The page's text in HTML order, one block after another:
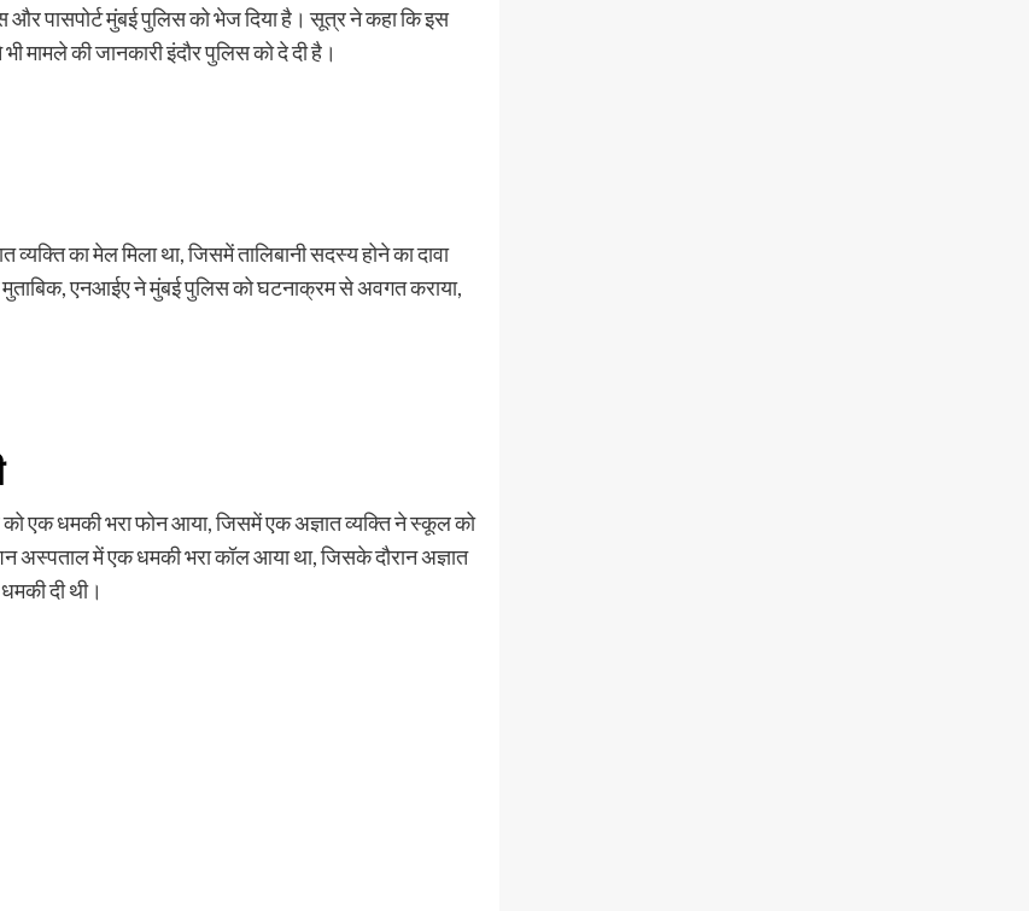
पासपोर्ट मुंबई पुलिस को भेज दिया है। सूत्र ने कहा कि इस
मामले की जानकारी इंदौर पुलिस को दे दी है।
का मेल मिला था, जिसमें तालिबानी सदस्य होने का दावा
एनआईए ने मुंबई पुलिस को घटनाक्रम से अवगत कराया,
एक धमकी भरा फोन आया, जिसमें एक अज्ञात व्यक्ति ने स्कूल को
में एक धमकी भरा कॉल आया था, जिसके दौरान अज्ञात
दी थी।